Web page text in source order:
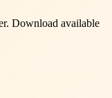
Download available